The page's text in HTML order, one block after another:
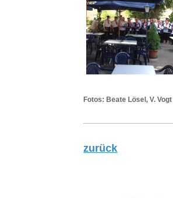
Fotos: Beate Lösel, V. Vogt
zurück